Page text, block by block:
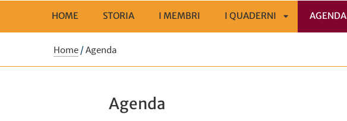
HOME STORIA I MEMBRI I QUADERNI AGENDA
Home/Agenda
Agenda